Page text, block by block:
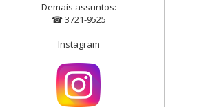
Demais assuntos:
☎ 3721-9525
Instagram